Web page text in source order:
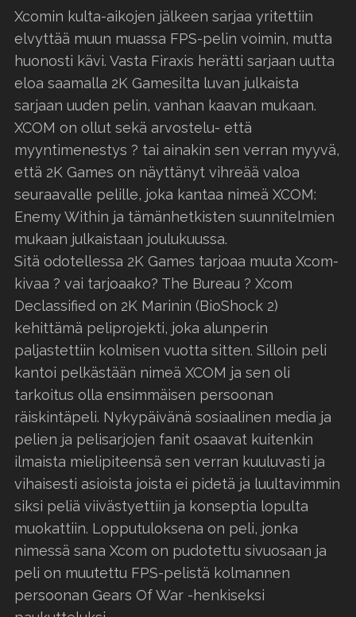
Xcomin kulta-aikojen jälkeen sarjaa yritettiin
elvyttää muun muassa FPS-pelin voimin, mutta
huonosti kävi. Vasta Firaxis herätti sarjaan uutta
eloa saamalla 2K Gamesilta luvan julkaista
sarjaan uuden pelin, vanhan kaavan mukaan.
XCOM on ollut sekä arvostelu- että
myyntimenestys ? tai ainakin sen verran myyvä,
että 2K Games on näyttänyt vihreää valoa
seuraavalle pelille, joka kantaa nimeä XCOM:
Enemy Within ja tämänhetkisten suunnitelmien
mukaan julkaistaan joulukuussa.
Sitä odotellessa 2K Games tarjoaa muuta Xcom-
kivaa ? vai tarjoaako? The Bureau ? Xcom
Declassified on 2K Marinin (BioShock 2)
kehittämä peliprojekti, joka alunperin
paljastettiin kolmisen vuotta sitten. Silloin peli
kantoi pelkästään nimeä XCOM ja sen oli
tarkoitus olla ensimmäisen persoonan
räiskintäpeli. Nykypäivänä sosiaalinen media ja
pelien ja pelisarjojen fanit osaavat kuitenkin
ilmaista mielipiteensä sen verran kuuluvasti ja
vihaisesti asioista joista ei pidetä ja luultavimmin
siksi peliä viivästyettiin ja konseptia lopulta
muokattiin. Lopputuloksena on peli, jonka
nimessä sana Xcom on pudotettu sivuosaan ja
peli on muutettu FPS-pelistä kolmannen
persoonan Gears Of War -henkiseksi